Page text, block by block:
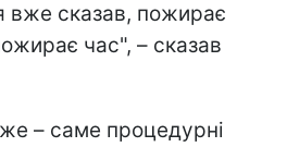
вже сказав, пожирає
час", – сказав
– саме процедурні